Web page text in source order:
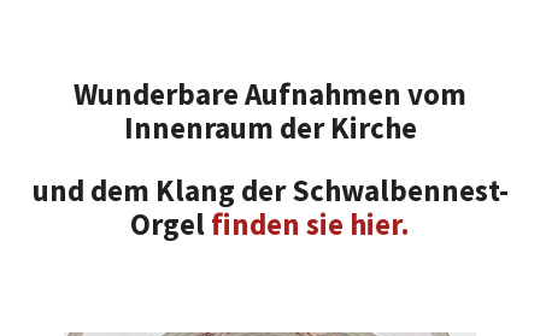
Wunderbare Aufnahmen vom
Innenraum der Kirche
und dem Klang der Schwalbennest-
Orgelfinden sie hier.